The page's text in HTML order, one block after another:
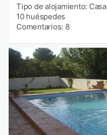
Tipo de alojamiento: Casa
10 huéspedes
Comentarios: 8